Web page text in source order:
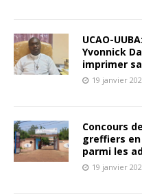
UCAO-
Yvonnick
imprimer
19 janvier
Concours
greffiers en
parmi les
19 janvier